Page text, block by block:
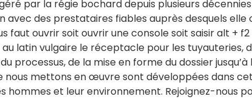
par la régie bochard depuis plusieurs
avec des prestataires fiables auprès desquels
faut ouvrir soit ouvrir une console soit saisir alt +
latin vulgaire le réceptacle pour les tuyauteries,
processus, de la mise en forme du dossier
nous mettons en œuvre sont développées dans
hommes et leur environnement. Rejoignez-nous